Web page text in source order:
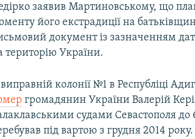
заявив Мартиновському, що
його екстрадиції на
документ із зазначенням
територію України.
колонії №1 в Республіці
громадянин України Валерій
судами Севастополя до
під вартою з грудня 2014